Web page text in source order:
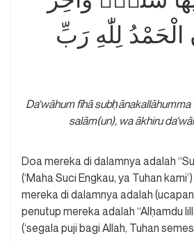
الْحَمْدُ لِلّٰهِ رَبِّ
Da‘wāhum fīhā
salām(un), wa ākhiru
Doa mereka di dalamnya adalah
(‘Maha Suci Engkau, ya Tuhan
mereka di dalamnya adalah
penutup mereka adalah “Alḥamdu
(‘segala puji bagi Allah, Tuhan